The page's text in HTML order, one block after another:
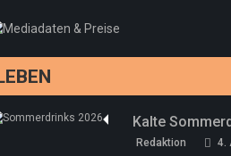
drei neue
Kalte
Redaktion 4.